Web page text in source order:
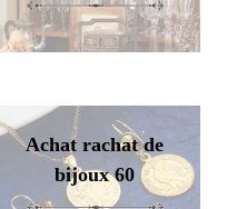
Achat rachat de
bijoux 60